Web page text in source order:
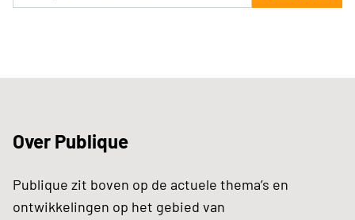
Over Publique
Publique zit boven op de actuele thema’s en
ontwikkelingen op het gebied van